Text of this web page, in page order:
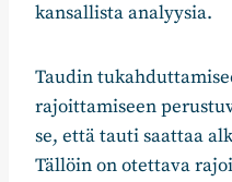
kansallista analyysia.
Taudin
rajoittamiseen
se, että tauti saattaa
Tällöin on otettava